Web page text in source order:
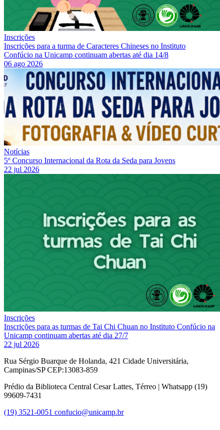
Inscrições
Inscrições para a turma de Caracteres Chineses no Instituto
Confúcio na Unicamp continuam abertas até dia 14/8
06 ago 2026
Notícias
5º Concurso Internacional da Rota da Seda para Jovens
22 jul 2026
Inscrições
Inscrições para as turmas de Tai Chi Chuan no Instituto Confúcio na
Unicamp continuam abertas até dia 27/7
22 jul 2026
Rua Sérgio Buarque de Holanda, 421 Cidade Universitária,
Campinas/SP CEP:13083-859
Prédio da Biblioteca Central Cesar Lattes, Térreo | Whatsapp (19)
99609-7431
(19) 3521-0051 confucio@unicamp.br